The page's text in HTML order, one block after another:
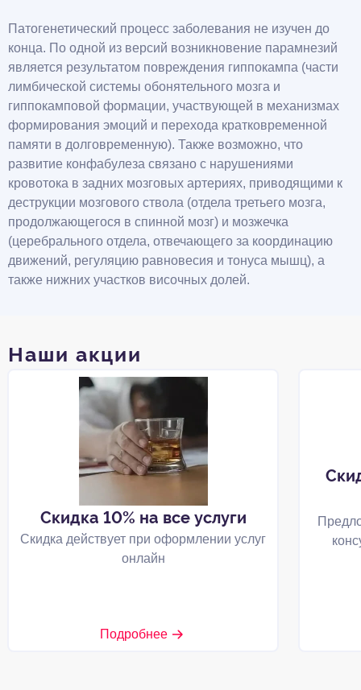
Патогенетический процесс заболевания не изучен до
конца. По одной из версий возникновение парамнезий
является результатом повреждения гиппокампа (части
лимбической системы обонятельного мозга и
гиппокамповой формации, участвующей в механизмах
формирования эмоций и перехода кратковременной
памяти в долговременную). Также возможно, что
развитие конфабулеза связано с нарушениями
кровотока в задних мозговых артериях, приводящими к
деструкции мозгового ствола (отдела третьего мозга,
продолжающегося в спинной мозг) и мозжечка
(церебрального отдела, отвечающего за координацию
движений, регуляцию равновесия и тонуса мышц), а
также нижних участков височных долей.
Наши акции
Скидка 10% на все услуги
Скидка действует при оформлении услуг
онлайн
Подробнее